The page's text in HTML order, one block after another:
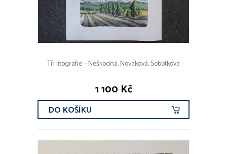
Tři litografie – Neškodná, Nováková, Sobotková
1 100 Kč
DO KOŠÍKU